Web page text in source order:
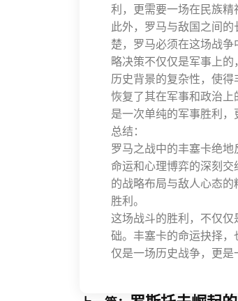
利，更需要一场在民族精
此外，罗马与敌国之间
楚，罗马必须在这场战
略决策不仅仅是军事上的
历史背景的复杂性，使
恢复了其在军事和政治
是一次单纯的军事胜利，
总结：
罗马之战中的丰塞卡绝地
命运和心理博弈的深刻
的战略布局与敌人心态
胜利。
这场战斗的胜利，不仅
础。丰塞卡的命运抉择
仅是一场历史战争，更是